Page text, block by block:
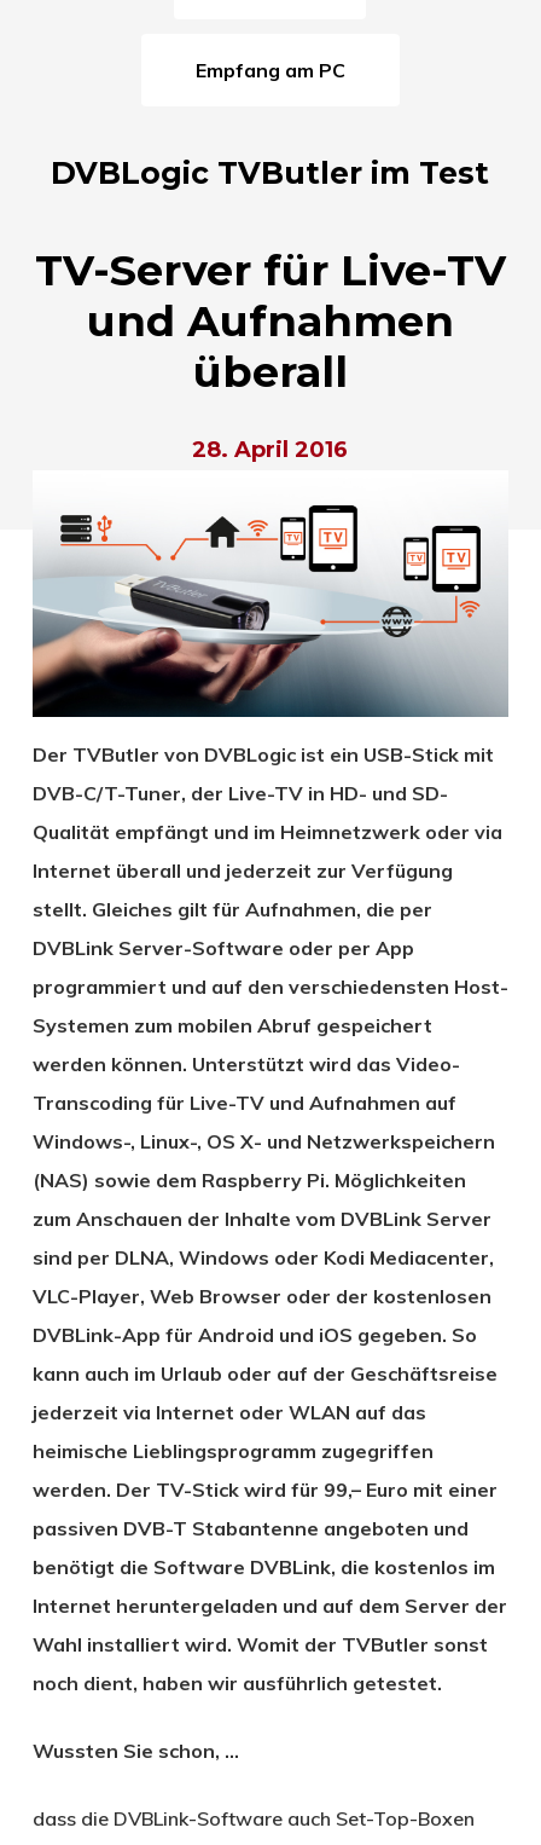
Empfang am PC
DVBLogic TVButler im Test
TV-Server für Live-TV
und Aufnahmen
überall
28. April 2016
Der TVButler von DVBLogic ist ein USB-Stick mit
DVB-C/T-Tuner, der Live-TV in HD- und SD-
Qualität empfängt und im Heimnetzwerk oder via
Internet überall und jederzeit zur Verfügung
stellt. Gleiches gilt für Aufnahmen, die per
DVBLink Server-Software oder per App
programmiert und auf den verschiedensten Host-
Systemen zum mobilen Abruf gespeichert
werden können. Unterstützt wird das Video-
Transcoding für Live-TV und Aufnahmen auf
Windows-, Linux-, OS X- und Netzwerkspeichern
(NAS) sowie dem Raspberry Pi. Möglichkeiten
zum Anschauen der Inhalte vom DVBLink Server
sind per DLNA, Windows oder Kodi Mediacenter,
VLC-Player, Web Browser oder der kostenlosen
DVBLink-App für Android und iOS gegeben. So
kann auch im Urlaub oder auf der Geschäftsreise
jederzeit via Internet oder WLAN auf das
heimische Lieblingsprogramm zugegriffen
werden. Der TV-Stick wird für 99,– Euro mit einer
passiven DVB-T Stabantenne angeboten und
benötigt die Software DVBLink, die kostenlos im
Internet heruntergeladen und auf dem Server der
Wahl installiert wird. Womit der TVButler sonst
noch dient, haben wir ausführlich getestet.
Wussten Sie schon, …
dass die DVBLink-Software auch Set-Top-Boxen